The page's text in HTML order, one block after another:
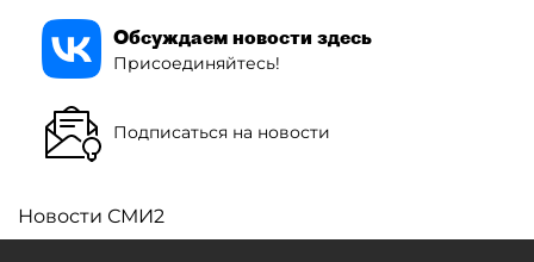
Обсуждаем новости здесь
Присоединяйтесь!
Подписаться на новости
Новости СМИ2